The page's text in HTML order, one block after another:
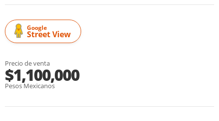
Google
Street View
Precio de venta
$1,100,000
Pesos Mexicanos